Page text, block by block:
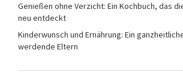
Genießen ohne Verzicht: Ein Kochbuch, das
neu entdeckt
Kinderwunsch und Ernährung: Ein
werdende Eltern